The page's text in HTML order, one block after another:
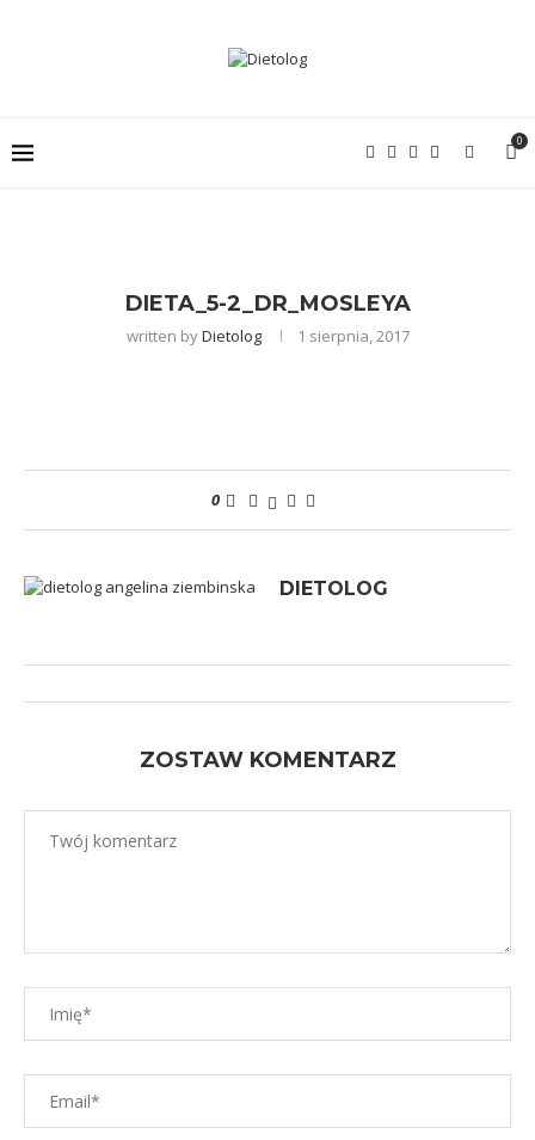
0
DIETA_5-2_DR_MOSLEYA
written byDietolog 1 sierpnia, 2017
0
DIETOLOG
ZOSTAW KOMENTARZ